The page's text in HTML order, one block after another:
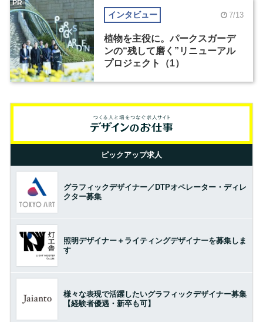
インタビュー 7/13
植物を主役に。パークスガーデ
ンの“残して磨く”リニューアル
プロジェクト（1）
PR
ピックアップ求人
グラフィックデザイナー／DTPオペレーター・ディレ
クター募集
照明デザイナー＋ライティングデザイナーを募集しま
す
様々な表現で活躍したいグラフィックデザイナー募集
【経験者優遇・新卒も可】